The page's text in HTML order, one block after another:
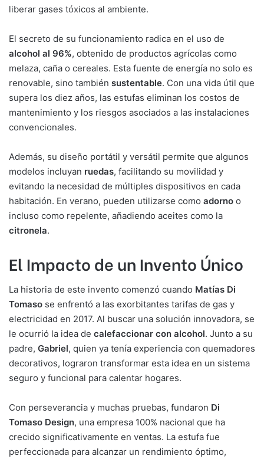
liberar gases tóxicos al ambiente.
El secreto de su funcionamiento radica en el uso de
alcohol al 96%, obtenido de productos agrícolas como
melaza, caña o cereales. Esta fuente de energía no solo es
renovable, sino también sustentable. Con una vida útil que
supera los diez años, las estufas eliminan los costos de
mantenimiento y los riesgos asociados a las instalaciones
convencionales.
Además, su diseño portátil y versátil permite que algunos
modelos incluyan ruedas, facilitando su movilidad y
evitando la necesidad de múltiples dispositivos en cada
habitación. En verano, pueden utilizarse como adorno o
incluso como repelente, añadiendo aceites como la
citronela.
El Impacto de un Invento Único
La historia de este invento comenzó cuando Matías Di
Tomaso se enfrentó a las exorbitantes tarifas de gas y
electricidad en 2017. Al buscar una solución innovadora, se
le ocurrió la idea de calefaccionar con alcohol. Junto a su
padre, Gabriel, quien ya tenía experiencia con quemadores
decorativos, lograron transformar esta idea en un sistema
seguro y funcional para calentar hogares.
Con perseverancia y muchas pruebas, fundaron Di
Tomaso Design, una empresa 100% nacional que ha
crecido significativamente en ventas. La estufa fue
perfeccionada para alcanzar un rendimiento óptimo,